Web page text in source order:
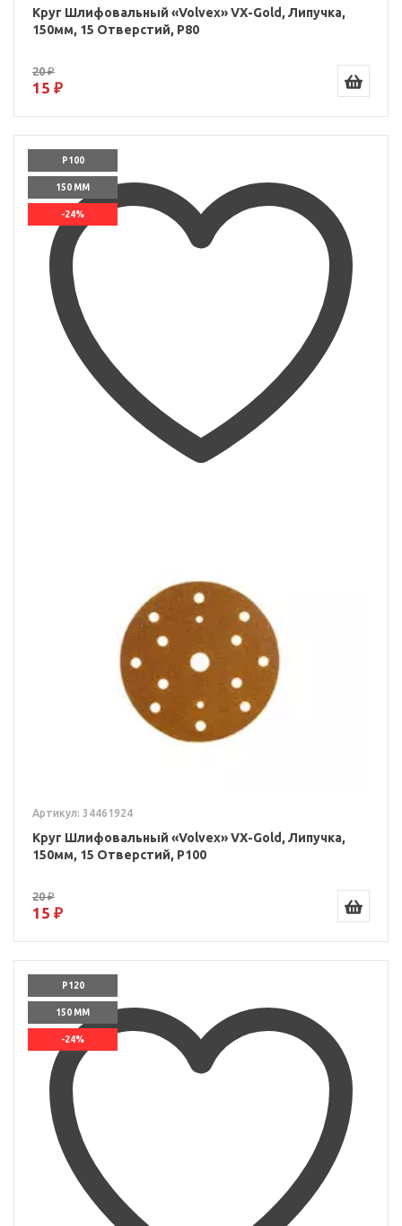
Круг Шлифовальный «Volvex» VX-Gold, Липучка,
150мм, 15 Отверстий, P80
20 ₽
15 ₽
P100
150 ММ
-24%
Артикул: 34461924
Круг Шлифовальный «Volvex» VX-Gold, Липучка,
150мм, 15 Отверстий, P100
20 ₽
15 ₽
P120
150 ММ
-24%